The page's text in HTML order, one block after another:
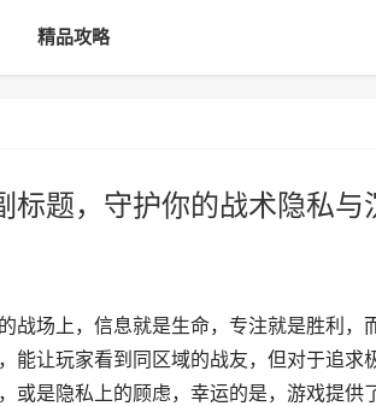
精品攻略
标题，守护你的战术隐私与
战场上，信息就是生命，专注就是胜利，
能让玩家看到同区域的战友，但对于追求
或是隐私上的顾虑，幸运的是，游戏提供